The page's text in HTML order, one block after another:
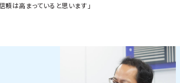
頼は高まっていると思います」